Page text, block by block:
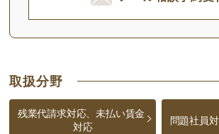
取扱分野
残業代請求対応、未払い賃金
対応
問題社員